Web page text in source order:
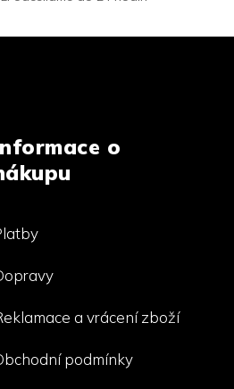
o
a vrácení zboží
podmínky